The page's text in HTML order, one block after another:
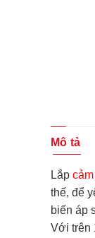
Mô tả
Lắp c
thế, để
biến áp
Với trên